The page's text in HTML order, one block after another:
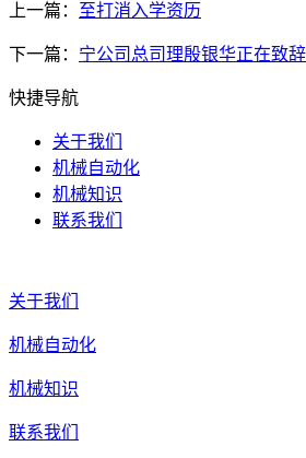
上一篇： 至打消入学资历
下一篇： 宁公司总司理殷银华正在致
快捷导航
关于我们
机械自动化
机械知识
联系我们
关于我们
机械自动化
机械知识
联系我们